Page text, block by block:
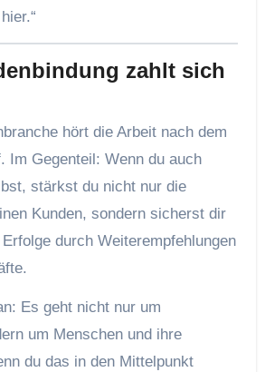
zahlt sich
hört die Arbeit nach dem
Im Gegenteil: Wenn du auch
stärkst du nicht nur die
Kunden, sondern sicherst dir
durch Weiterempfehlungen
Es geht nicht nur um
um Menschen und ihre
du das in den Mittelpunkt